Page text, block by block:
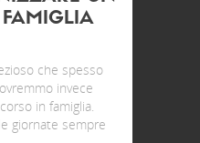
che spesso
invece
in famiglia.
giornate sempre